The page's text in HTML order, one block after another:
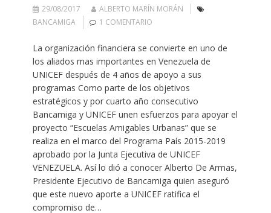
29/08/2017
ALBERTO MARÍN MORÁN
BANCAMIGA
1 COMENTARIO
La organización financiera se convierte en uno de
los aliados mas importantes en Venezuela de
UNICEF después de 4 años de apoyo a sus
programas Como parte de los objetivos
estratégicos y por cuarto año consecutivo
Bancamiga y UNICEF unen esfuerzos para apoyar el
proyecto “Escuelas Amigables Urbanas” que se
realiza en el marco del Programa País 2015-2019
aprobado por la Junta Ejecutiva de UNICEF
VENEZUELA. Así lo dió a conocer Alberto De Armas,
Presidente Ejecutivo de Bancamiga quien aseguró
que este nuevo aporte a UNICEF ratifica el
compromiso de…